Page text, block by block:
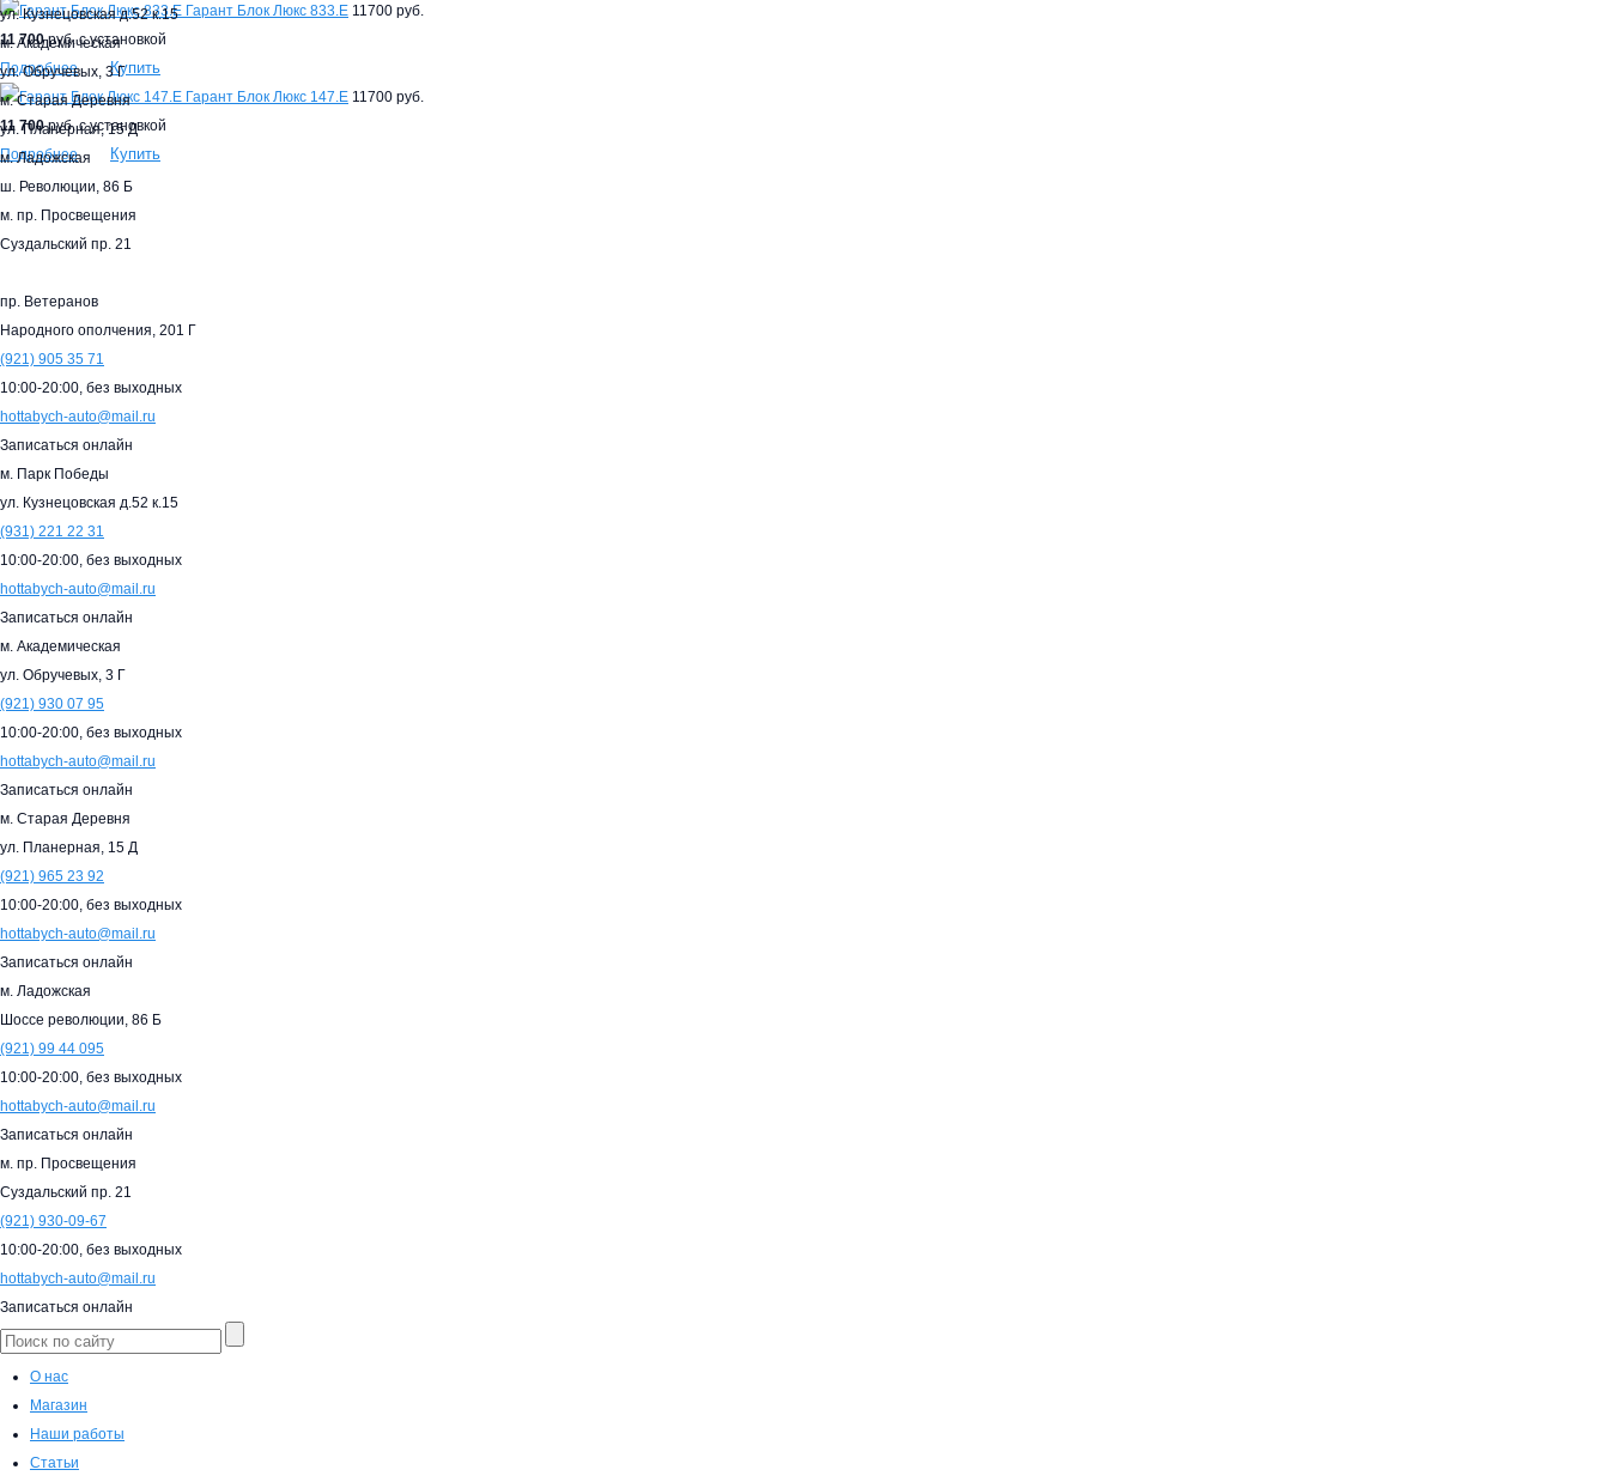
Гарант Блок Люкс 833.E 11700 руб.
11 700руб. с установкой
Подробнее
Купить
Гарант Блок Люкс 147.E 11700 руб.
11 700руб. с установкой
Подробнее
Купить
ул. Кузнецовская д.52 к.15
м. Академическая
ул. Обручевых, 3 Г
м. Старая Деревня
ул. Планерная, 15 Д
м. Ладожская
ш. Революции, 86 Б
м. пр. Просвещения
Суздальский пр. 21
пр. Ветеранов
Народного ополчения, 201 Г
(921) 905 35 71
10:00-20:00, без выходных
hottabych-auto@mail.ru
Записаться онлайн
м. Парк Победы
ул. Кузнецовская д.52 к.15
(931) 221 22 31
10:00-20:00, без выходных
hottabych-auto@mail.ru
Записаться онлайн
м. Академическая
ул. Обручевых, 3 Г
(921) 930 07 95
10:00-20:00, без выходных
hottabych-auto@mail.ru
Записаться онлайн
м. Старая Деревня
ул. Планерная, 15 Д
(921) 965 23 92
10:00-20:00, без выходных
hottabych-auto@mail.ru
Записаться онлайн
м. Ладожская
Шоссе революции, 86 Б
(921) 99 44 095
10:00-20:00, без выходных
hottabych-auto@mail.ru
Записаться онлайн
м. пр. Просвещения
Суздальский пр. 21
(921) 930-09-67
10:00-20:00, без выходных
hottabych-auto@mail.ru
Записаться онлайн
О нас
Магазин
Наши работы
Статьи